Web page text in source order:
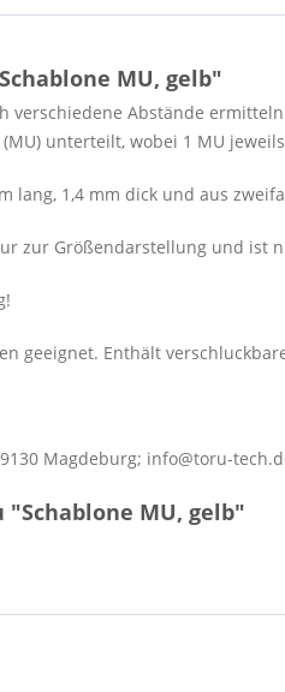
MU, gelb"
verschiedene Abstände
unterteilt, wobei 1 MU
lang, 1,4 mm dick und aus
zur Größendarstellung und ist
geeignet. Enthält
Magdeburg; info@toru-
MU, gelb"